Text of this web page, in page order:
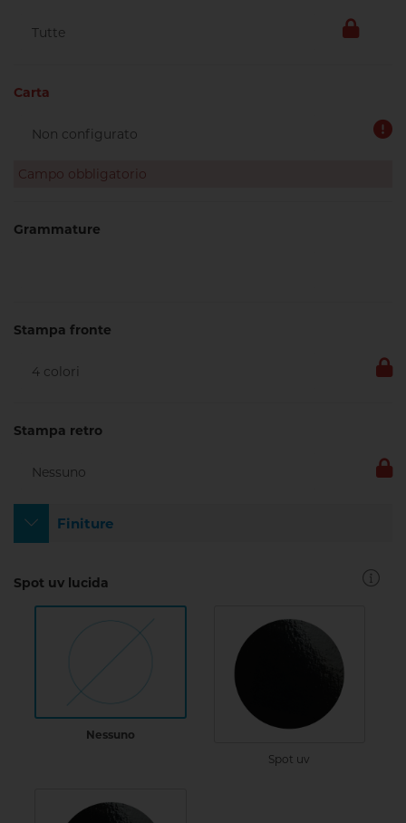
Carta
Campo obbligatorio
Grammature
Stampa fronte
Stampa retro
Finiture
Spot uv lucida
Nessuno
Spot uv